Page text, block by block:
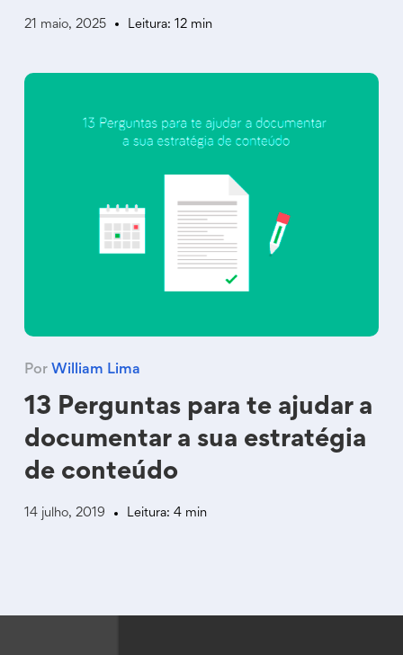
21 maio, 2025 Leitura: 12 min
Por William Lima
13 Perguntas para te ajudar a
documentar a sua estratégia
de conteúdo
14 julho, 2019 Leitura: 4 min